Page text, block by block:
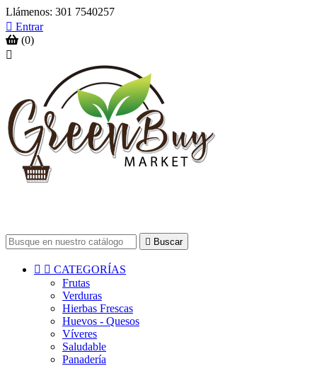
Llámenos: 301 7540257
 Entrar
(0)

 Buscar
  CATEGORÍAS
Frutas
Verduras
Hierbas Frescas
Huevos - Quesos
Víveres
Saludable
Panadería